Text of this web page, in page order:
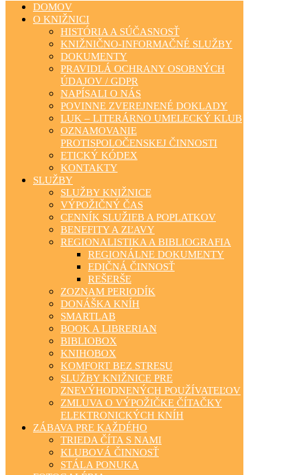
DOMOV
O KNIŽNICI
HISTÓRIA A SÚČASNOSŤ
KNIŽNIČNO-INFORMAČNÉ SLUŽBY
DOKUMENTY
PRAVIDLÁ OCHRANY OSOBNÝCH
ÚDAJOV / GDPR
NAPÍSALI O NÁS
POVINNE ZVEREJNENÉ DOKLADY
LUK – LITERÁRNO UMELECKÝ KLUB
OZNAMOVANIE
PROTISPOLOČENSKEJ ČINNOSTI
ETICKÝ KÓDEX
KONTAKTY
SLUŽBY
SLUŽBY KNIŽNICE
VÝPOŽIČNÝ ČAS
CENNÍK SLUŽIEB A POPLATKOV
BENEFITY A ZĽAVY
REGIONALISTIKA A BIBLIOGRAFIA
REGIONÁLNE DOKUMENTY
EDIČNÁ ČINNOSŤ
REŠERŠE
ZOZNAM PERIODÍK
DONÁŠKA KNÍH
SMARTLAB
BOOK A LIBRERIAN
BIBLIOBOX
KNIHOBOX
KOMFORT BEZ STRESU
SLUŽBY KNIŽNICE PRE
ZNEVÝHODNENÝCH POUŽÍVATEĽOV
ZMLUVA O VÝPOŽIČKE ČÍTAČKY
ELEKTRONICKÝCH KNÍH
ZÁBAVA PRE KAŽDÉHO
TRIEDA ČÍTA S NAMI
KLUBOVÁ ČINNOSŤ
STÁLA PONUKA